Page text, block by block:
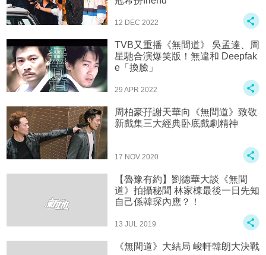
12 DEC 2022
TVB又重播《無間道》 吳孟達、周
星馳合演爆笑版！無違和 Deepfak
e「換臉」
29 APR 2022
周柏豪孖謝天華向《無間道》致敬
新戲集三大經典卧底戲劇精神
17 NOV 2020
【魯豫有約】劉德華大談《無間
道》拍攝秘聞 林家棟最後一日先知
自己係韓琛內應？！
13 JUL 2019
《無間道》大結局 峻軒韓朗大決戰